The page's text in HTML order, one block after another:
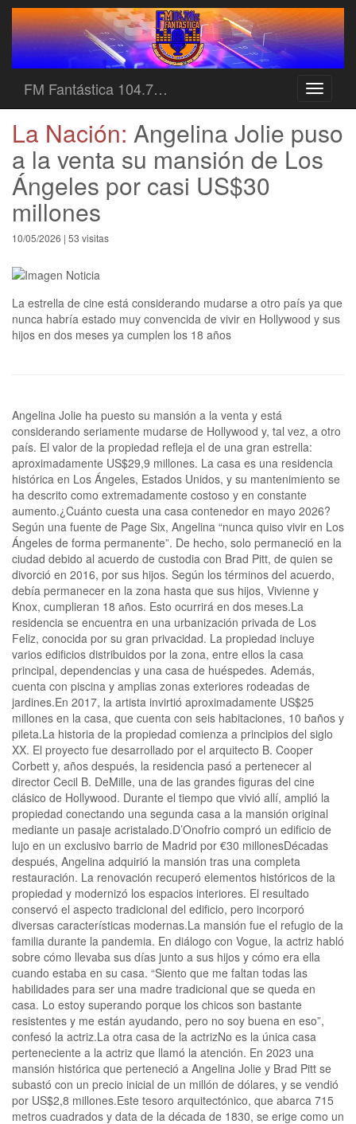
Toggle
FM Fantástica 104.7…
La Nación: Angelina Jolie puso
a la venta su mansión de Los
Ángeles por casi US$30
millones
10/05/2026 | 53 visitas
La estrella de cine está considerando mudarse a otro país ya que
nunca habría estado muy convencida de vivir en Hollywood y sus
hijos en dos meses ya cumplen los 18 años
Angelina Jolie ha puesto su mansión a la venta y está
considerando seriamente mudarse de Hollywood y, tal vez, a otro
país. El valor de la propiedad refleja el de una gran estrella:
aproximadamente US$29,9 millones. La casa es una residencia
histórica en Los Ángeles, Estados Unidos, y su mantenimiento se
ha descrito como extremadamente costoso y en constante
aumento.¿Cuánto cuesta una casa contenedor en mayo 2026?
Según una fuente de Page Six, Angelina “nunca quiso vivir en Los
Ángeles de forma permanente”. De hecho, solo permaneció en la
ciudad debido al acuerdo de custodia con Brad Pitt, de quien se
divorció en 2016, por sus hijos. Según los términos del acuerdo,
debía permanecer en la zona hasta que sus hijos, Vivienne y
Knox, cumplieran 18 años. Esto ocurrirá en dos meses.La
residencia se encuentra en una urbanización privada de Los
Feliz, conocida por su gran privacidad. La propiedad incluye
varios edificios distribuidos por la zona, entre ellos la casa
principal, dependencias y una casa de huéspedes. Además,
cuenta con piscina y amplias zonas exteriores rodeadas de
jardines.En 2017, la artista invirtió aproximadamente US$25
millones en la casa, que cuenta con seis habitaciones, 10 baños y
pileta.La historia de la propiedad comienza a principios del siglo
XX. El proyecto fue desarrollado por el arquitecto B. Cooper
Corbett y, años después, la residencia pasó a pertenecer al
director Cecil B. DeMille, una de las grandes figuras del cine
clásico de Hollywood. Durante el tiempo que vivió allí, amplió la
propiedad conectando una segunda casa a la mansión original
mediante un pasaje acristalado.D’Onofrio compró un edificio de
lujo en un exclusivo barrio de Madrid por €30 millonesDécadas
después, Angelina adquirió la mansión tras una completa
restauración. La renovación recuperó elementos históricos de la
propiedad y modernizó los espacios interiores. El resultado
conservó el aspecto tradicional del edificio, pero incorporó
diversas características modernas.La mansión fue el refugio de la
familia durante la pandemia. En diálogo con Vogue, la actriz habló
sobre cómo llevaba sus días junto a sus hijos y cómo era ella
cuando estaba en su casa. “Siento que me faltan todas las
habilidades para ser una madre tradicional que se queda en
casa. Lo estoy superando porque los chicos son bastante
resistentes y me están ayudando, pero no soy buena en eso”,
confesó la actriz.La otra casa de la actrizNo es la única casa
perteneciente a la actriz que llamó la atención. En 2023 una
mansión histórica que perteneció a Angelina Jolie y Brad Pitt se
subastó con un precio inicial de un millón de dólares, y se vendió
por US$2,8 millones.Este tesoro arquitectónico, que abarca 715
metros cuadrados y data de la década de 1830, se erige como un